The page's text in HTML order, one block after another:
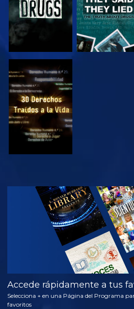
VE
VE
Accede rápidamente a tus
Selecciona + en una Página del Programa
favoritos